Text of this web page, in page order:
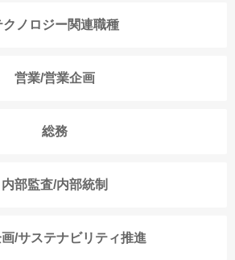
クノロジー関連職種
営業/営業企画
総務
内部監査/内部統制
/サステナビリティ推進